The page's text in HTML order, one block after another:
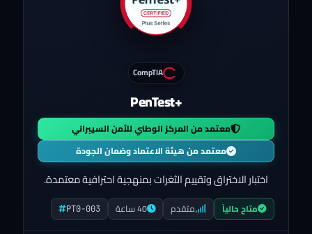
CompTIA
PenTest+
معتمد من المركز الوطني للأمن السيبراني
معتمد من هيئة الاعتماد وضمان الجودة
اختبار الاختراق وتقييم الثغرات بمنهجية احترافية معتمدة.
متاح حالياً متقدم 40 ساعة PT0-003